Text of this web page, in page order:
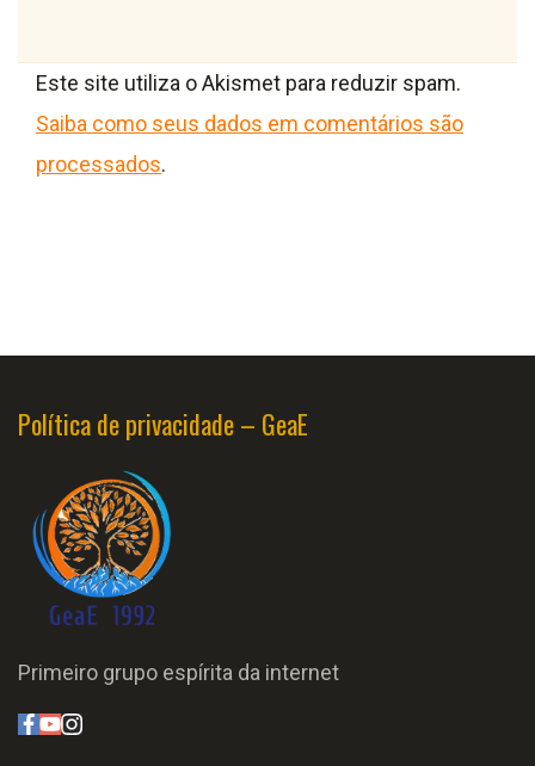
Este site utiliza o Akismet para reduzir spam.
Saiba como seus dados em comentários são
processados.
Política de privacidade – GeaE
Primeiro grupo espírita da internet